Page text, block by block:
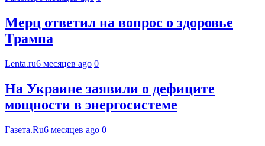
Мерц ответил на вопрос о здоровье
Трампа
Lenta.ru6 месяцев ago 0
На Украине заявили о дефиците
мощности в энергосистеме
Газета.Ru6 месяцев ago 0